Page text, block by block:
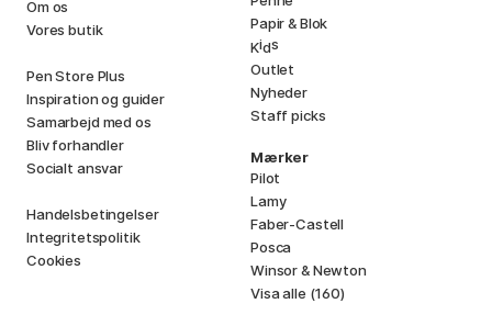
Om os
Vores butik
Pen Store Plus
Inspiration og guider
Samarbejd med os
Bliv forhandler
Socialt ansvar
Handelsbetingelser
Integritetspolitik
Cookies
Papir & Blok
Kids
Outlet
Nyheder
Staff picks
Mærker
Pilot
Lamy
Faber-Castell
Posca
Winsor & Newton
Visa alle (160)